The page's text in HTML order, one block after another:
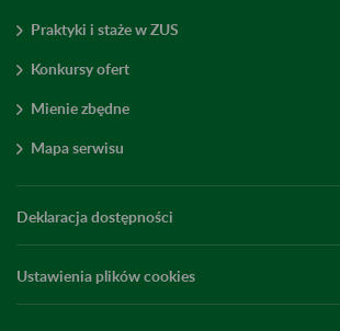
Praktyki i staże w ZUS
Konkursy ofert
Mienie zbędne
Mapa serwisu
Deklaracja dostępności
Ustawienia plików cookies